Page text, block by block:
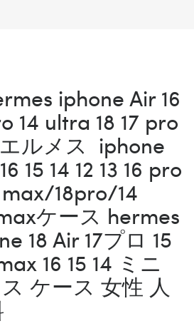
iphone Air 16
14 ultra 18 17 pro
ルメス iphone
15 14 12 13 16 pro
18pro/14
ケース hermes
18 Air 17プロ 15
16 15 14 ミニ
ケース 女性 人